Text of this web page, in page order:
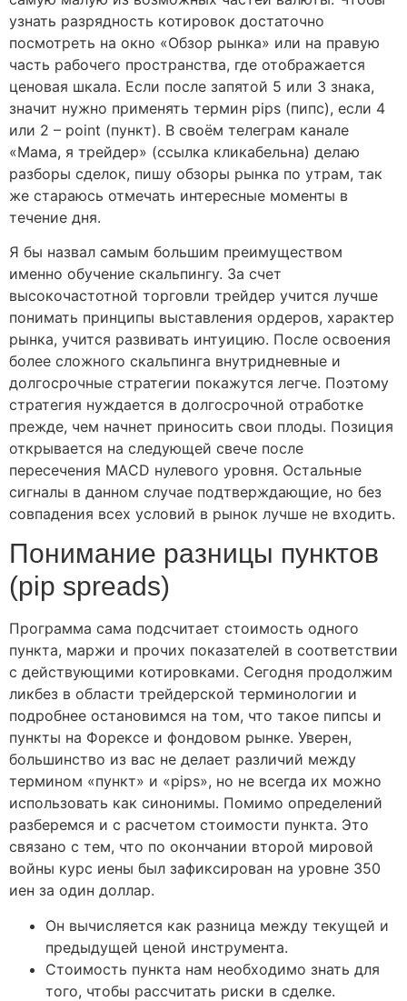
узнать разрядность котировок достаточно
посмотреть на окно «Обзор рынка» или на правую
часть рабочего пространства, где отображается
ценовая шкала. Если после запятой 5 или 3 знака,
значит нужно применять термин pips (пипс), если 4
или 2 – point (пункт). В своём телеграм канале
«Мама, я трейдер» (ссылка кликабельна) делаю
разборы сделок, пишу обзоры рынка по утрам, так
же стараюсь отмечать интересные моменты в
течение дня.
Я бы назвал самым большим преимуществом
именно обучение скальпингу. За счет
высокочастотной торговли трейдер учится лучше
понимать принципы выставления ордеров, характер
рынка, учится развивать интуицию. После освоения
более сложного скальпинга внутридневные и
долгосрочные стратегии покажутся легче. Поэтому
стратегия нуждается в долгосрочной отработке
прежде, чем начнет приносить свои плоды. Позиция
открывается на следующей свече после
пересечения МАCD нулевого уровня. Остальные
сигналы в данном случае подтверждающие, но без
совпадения всех условий в рынок лучше не входить.
Понимание разницы пунктов
(pip spreads)
Программа сама подсчитает стоимость одного
пункта, маржи и прочих показателей в соответствии
с действующими котировками. Сегодня продолжим
ликбез в области трейдерской терминологии и
подробнее остановимся на том, что такое пипсы и
пункты на Форексе и фондовом рынке. Уверен,
большинство из вас не делает различий между
термином «пункт» и «pips», но не всегда их можно
использовать как синонимы. Помимо определений
разберемся и с расчетом стоимости пункта. Это
связано с тем, что по окончании второй мировой
войны курс иены был зафиксирован на уровне 350
иен за один доллар.
Он вычисляется как разница между текущей и
предыдущей ценой инструмента.
Стоимость пункта нам необходимо знать для
того, чтобы рассчитать риски в сделке.